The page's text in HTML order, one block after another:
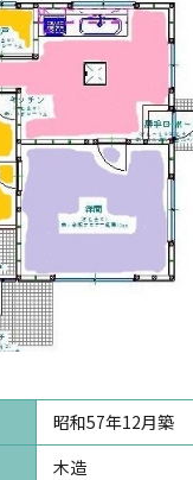
昭和57年12月築
木造